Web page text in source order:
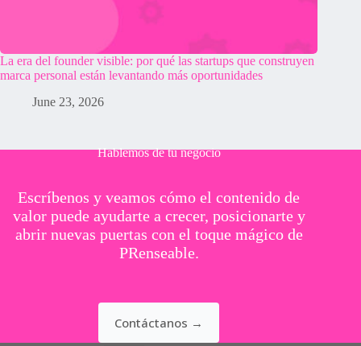
La era del founder visible: por qué las startups que construyen
marca personal están levantando más oportunidades
June 23, 2026
Hablemos de tu negocio
Escríbenos y veamos cómo el contenido de
valor puede ayudarte a crecer, posicionarte y
abrir nuevas puertas con el toque mágico de
PRenseable.
Contáctanos →